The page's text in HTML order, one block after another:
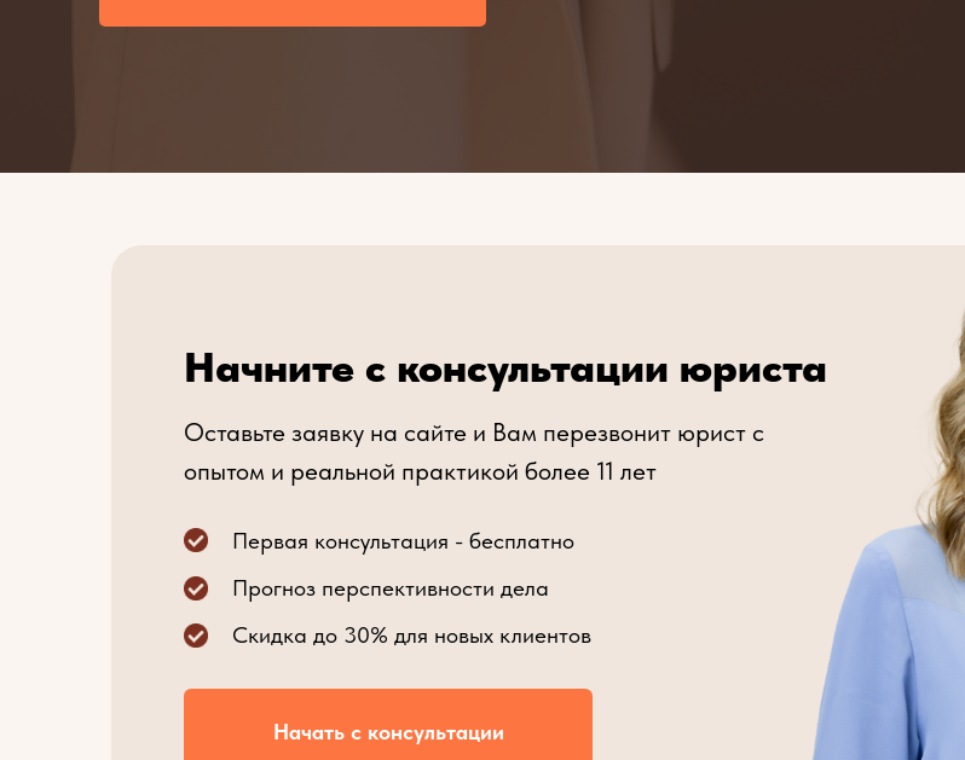
Начните с консультации юриста
Первая консультация - бесплатно
Прогноз перспективности дела
Скидка до 30% для новых клиентов
Оставьте заявку на сайте и Вам перезвонит юрист с
опытом и реальной практикой более 11 лет
Начать с консультации